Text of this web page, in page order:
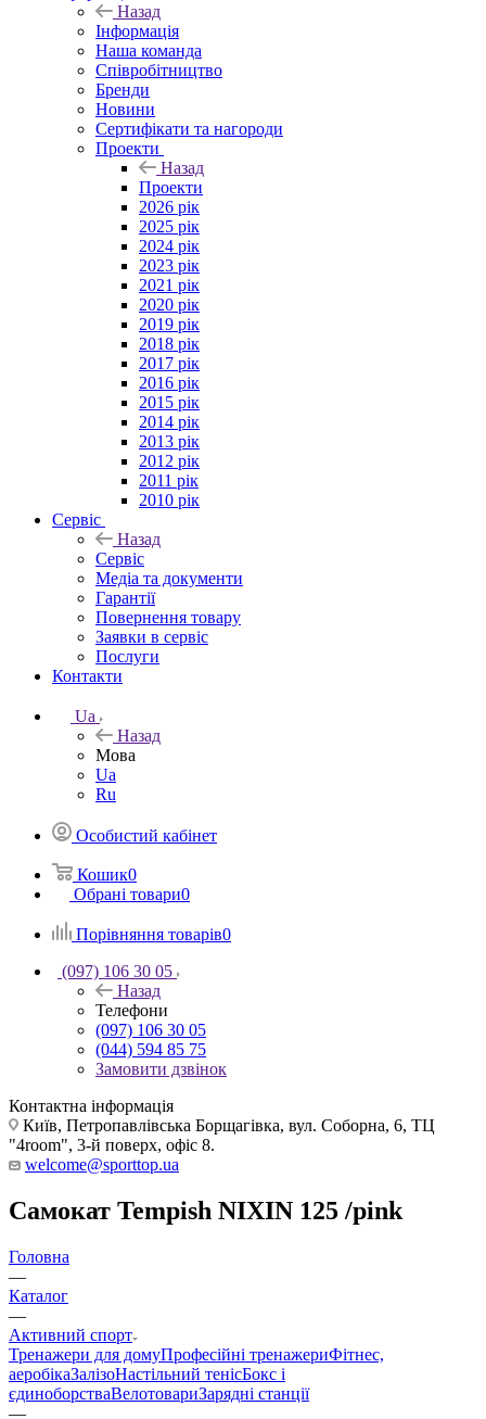
Назад
Інформація
Наша команда
Співробітництво
Бренди
Новини
Сертифікати та нагороди
Проекти
Назад
Проекти
2026 рік
2025 рік
2024 рік
2023 рік
2021 рік
2020 рік
2019 рік
2018 рік
2017 рік
2016 рік
2015 рік
2014 рік
2013 рік
2012 рік
2011 рік
2010 рік
Сервіс
Назад
Сервіс
Медіа та документи
Гарантії
Повернення товару
Заявки в сервіс
Послуги
Контакти
Ua
Назад
Мова
Ua
Ru
Особистий кабінет
Кошик0
Обрані товари0
Порівняння товарів0
(097) 106 30 05
Назад
Телефони
(097) 106 30 05
(044) 594 85 75
Замовити дзвінок
Контактна інформація
Київ, Петропавлівська Борщагівка, вул. Соборна, 6, ТЦ
"4room", 3-й поверх, офіс 8.
welcome@sporttop.ua
Самокат Tempish NIXIN 125 /pink
Головна
—
Каталог
—
Активний спорт
Тренажери для домуПрофесійні тренажериФітнес,
аеробікаЗалізоНастільний тенісБокс і
єдиноборстваВелотовариЗарядні станції
—